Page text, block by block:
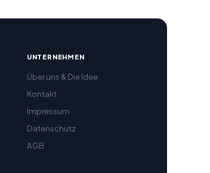
UNTERNEHMEN
Über uns & Die Idee
Kontakt
Impressum
Datenschutz
AGB